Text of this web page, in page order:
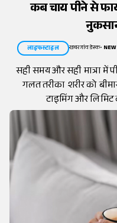
कब चाय पीने से
लाइफस्टाइल खबरगांव डेस्क•
सही समय और सही मात्रा
गलत तरीका शरीर को
टाइमिंग और